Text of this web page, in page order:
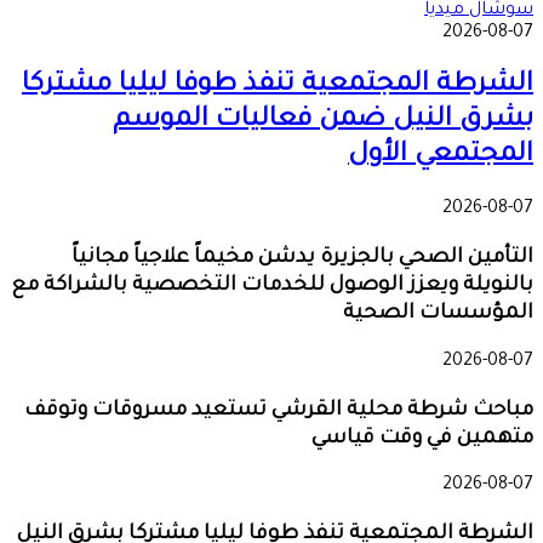
سوشال ميديا
2026-08-07
الشرطة المجتمعية تنفذ طوفا ليليا مشتركا
بشرق النيل ضمن فعاليات الموسم
المجتمعي الأول
2026-08-07
التأمين الصحي بالجزيرة يدشن مخيماً علاجياً مجانياً
بالنويلة ويعزز الوصول للخدمات التخصصية بالشراكة مع
المؤسسات الصحية
2026-08-07
مباحث شرطة محلية القرشي تستعيد مسروقات وتوقف
متهمين في وقت قياسي
2026-08-07
الشرطة المجتمعية تنفذ طوفا ليليا مشتركا بشرق النيل